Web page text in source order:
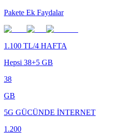
Pakete Ek Faydalar
1.100 TL/4 HAFTA
Hepsi 38+5 GB
38
GB
5G GÜCÜNDE İNTERNET
1.200